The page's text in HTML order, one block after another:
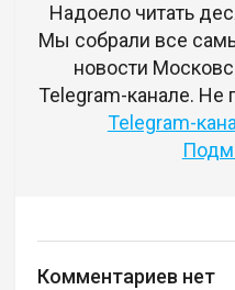
Надоело читать
Мы собрали все
новости
Telegram-канале. Не
Telegram-
Комментариев нет